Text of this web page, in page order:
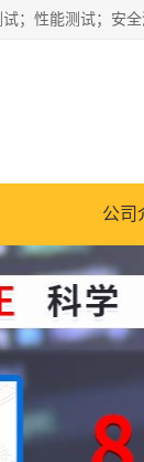
公司